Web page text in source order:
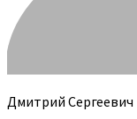
Дмитрий Сергеевич